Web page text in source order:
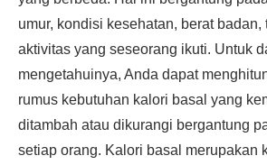
umur, kondisi kesehatan, berat
aktivitas yang seseorang ikuti. Untuk
mengetahuinya, Anda dapat
rumus kebutuhan kalori basal yang
ditambah atau dikurangi bergantung
setiap orang. Kalori basal merupakan